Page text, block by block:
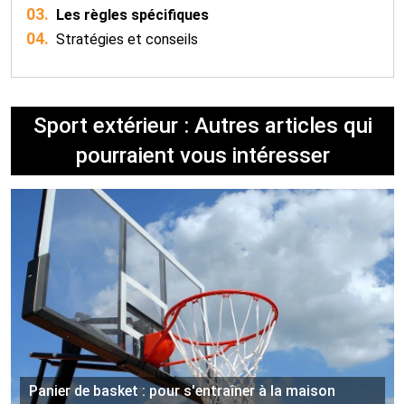
03. Les règles spécifiques
04. Stratégies et conseils
Sport extérieur : Autres articles qui
pourraient vous intéresser
Panier de basket : pour s'entraîner à la maison